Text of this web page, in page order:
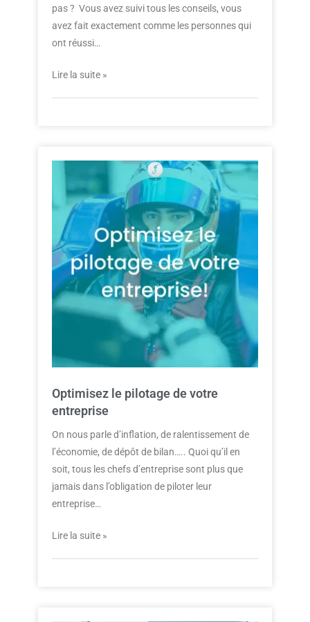
pas ? Vous avez suivi tous les conseils, vous
avez fait exactement comme les personnes qui
ont réussi…
Lire la suite »
Optimisez le pilotage de votre
entreprise
On nous parle d’inflation, de ralentissement de
l’économie, de dépôt de bilan….. Quoi qu’il en
soit, tous les chefs d’entreprise sont plus que
jamais dans l’obligation de piloter leur
entreprise…
Lire la suite »